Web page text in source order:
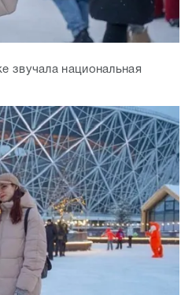
звучала национальная